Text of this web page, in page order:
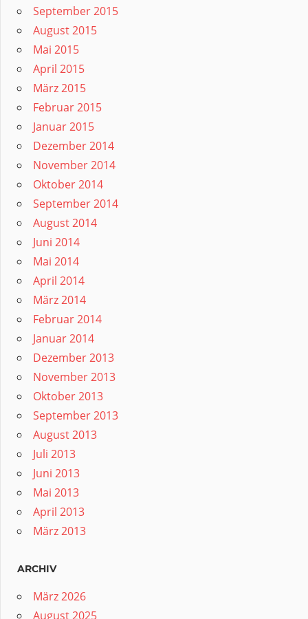
September 2015
August 2015
Mai 2015
April 2015
März 2015
Februar 2015
Januar 2015
Dezember 2014
November 2014
Oktober 2014
September 2014
August 2014
Juni 2014
Mai 2014
April 2014
März 2014
Februar 2014
Januar 2014
Dezember 2013
November 2013
Oktober 2013
September 2013
August 2013
Juli 2013
Juni 2013
Mai 2013
April 2013
März 2013
ARCHIV
März 2026
August 2025